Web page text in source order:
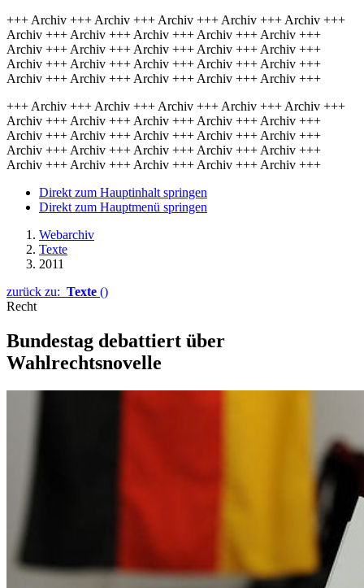
+++ Archiv +++ Archiv +++ Archiv +++ Archiv +++ Archiv +++
Archiv +++ Archiv +++ Archiv +++ Archiv +++ Archiv +++
Archiv +++ Archiv +++ Archiv +++ Archiv +++ Archiv +++
Archiv +++ Archiv +++ Archiv +++ Archiv +++ Archiv +++
Archiv +++ Archiv +++ Archiv +++ Archiv +++ Archiv +++
+++ Archiv +++ Archiv +++ Archiv +++ Archiv +++ Archiv +++
Archiv +++ Archiv +++ Archiv +++ Archiv +++ Archiv +++
Archiv +++ Archiv +++ Archiv +++ Archiv +++ Archiv +++
Archiv +++ Archiv +++ Archiv +++ Archiv +++ Archiv +++
Archiv +++ Archiv +++ Archiv +++ Archiv +++ Archiv +++
Direkt zum Hauptinhalt springen
Direkt zum Hauptmenü springen
Webarchiv
Texte
2011
zurück zu: Texte ()
Recht
Bundestag debattiert über
Wahlrechtsnovelle